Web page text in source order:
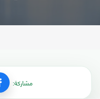
مشاركة: